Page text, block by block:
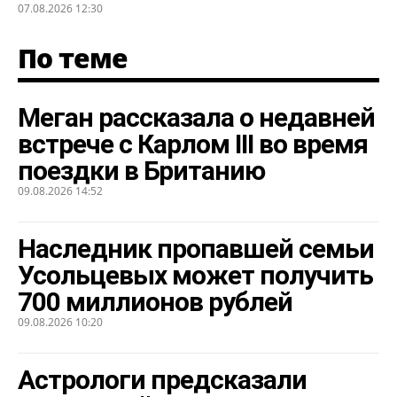
07.08.2026 12:30
По теме
Меган рассказала о недавней
встрече с Карлом III во время
поездки в Британию
09.08.2026 14:52
Наследник пропавшей семьи
Усольцевых может получить
700 миллионов рублей
09.08.2026 10:20
Астрологи предсказали